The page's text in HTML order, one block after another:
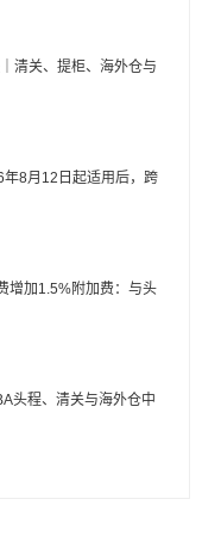
清关、提柜、海外仓与
8月12日起适用后，跨
增加1.5%附加费：与头
头程、清关与海外仓中